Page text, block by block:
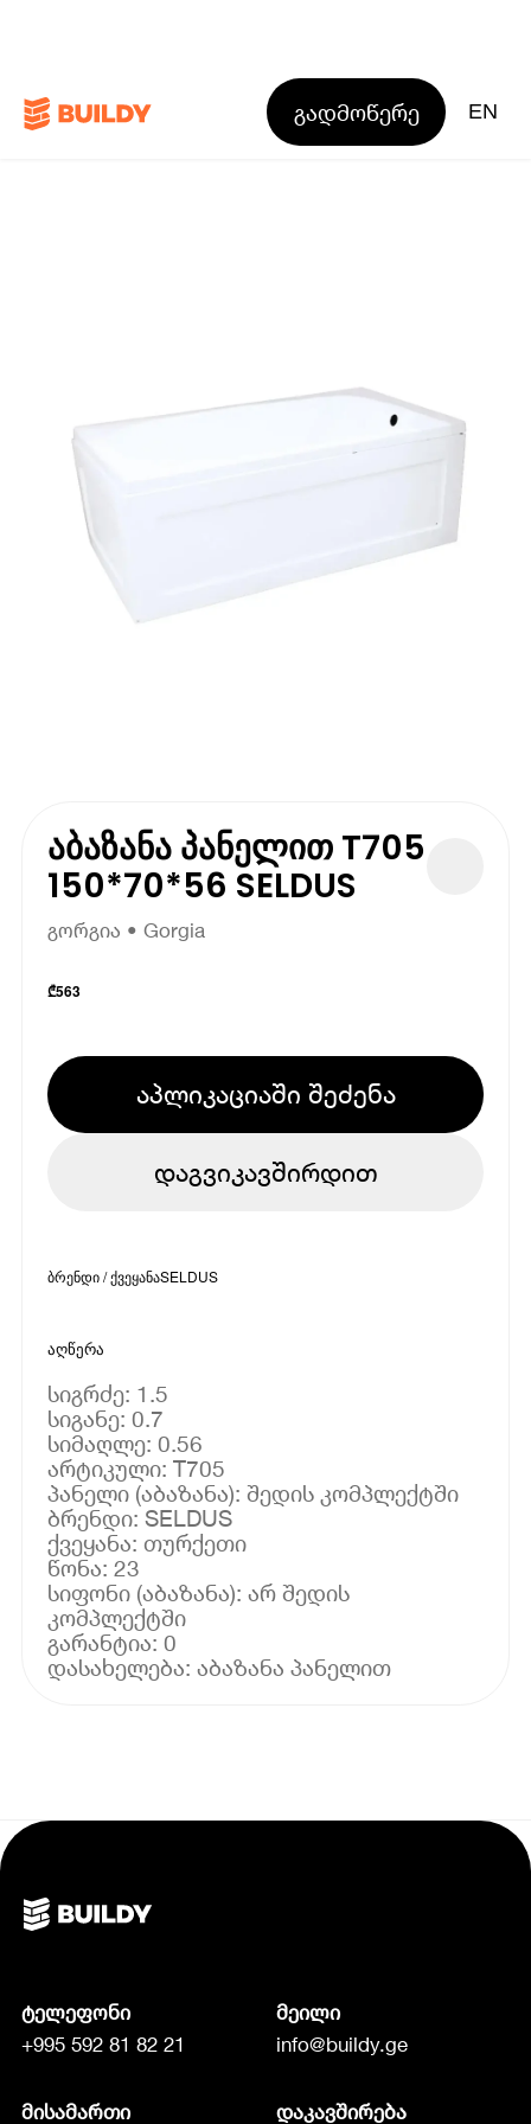
გადმოწერე EN
აბაზანა პანელით T705
150*70*56 SELDUS
გორგია • Gorgia
₾563
აპლიკაციაში შეძენა
დაგვიკავშირდით
ბრენდი / ქვეყანაSELDUS
აღწერა
სიგრძე: 1.5
სიგანე: 0.7
სიმაღლე: 0.56
არტიკული: T705
პანელი (აბაზანა): შედის კომპლექტში
ბრენდი: SELDUS
ქვეყანა: თურქეთი
წონა: 23
სიფონი (აბაზანა): არ შედის
კომპლექტში
გარანტია: 0
ტელეფონი
+995 592 81 82 21
მეილი
info@buildy.ge
მისამართი დაკავშირება